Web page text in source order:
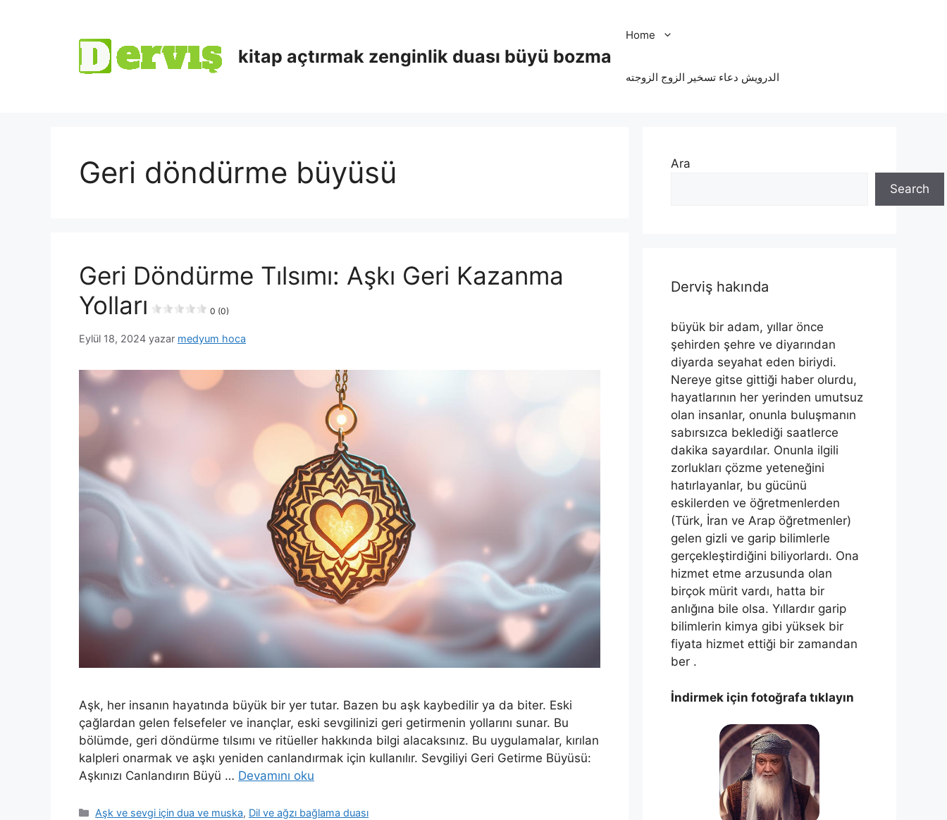
kitap açtırmak zenginlik duası büyü bozma
Home
الدرویش دعاء تسخير الزوج الزوجته
Geri döndürme büyüsü
Geri Döndürme Tılsımı: Aşkı Geri Kazanma
Yolları
0 (0)
Eylül 18, 2024 yazar medyum hoca
Aşk, her insanın hayatında büyük bir yer tutar. Bazen bu aşk kaybedilir ya da biter. Eski
çağlardan gelen felsefeler ve inançlar, eski sevgilinizi geri getirmenin yollarını sunar. Bu
bölümde, geri döndürme tılsımı ve ritüeller hakkında bilgi alacaksınız. Bu uygulamalar, kırılan
kalpleri onarmak ve aşkı yeniden canlandırmak için kullanılır. Sevgiliyi Geri Getirme Büyüsü:
Aşkınızı Canlandırın Büyü … Devamını oku
Aşk ve sevgi için dua ve muska, Dil ve ağzı bağlama duası
Ara
Search
Derviş hakında
büyük bir adam, yıllar önce
şehirden şehre ve diyarından
diyarda seyahat eden biriydi.
Nereye gitse gittiği haber olurdu,
hayatlarının her yerinden umutsuz
olan insanlar, onunla buluşmanın
sabırsızca beklediği saatlerce
dakika sayardılar. Onunla ilgili
zorlukları çözme yeteneğini
hatırlayanlar, bu gücünü
eskilerden ve öğretmenlerden
(Türk, İran ve Arap öğretmenler)
gelen gizli ve garip bilimlerle
gerçekleştirdiğini biliyorlardı. Ona
hizmet etme arzusunda olan
birçok mürit vardı, hatta bir
anlığına bile olsa. Yıllardır garip
bilimlerin kimya gibi yüksek bir
fiyata hizmet ettiği bir zamandan
ber .
İndirmek için fotoğrafa tıklayın